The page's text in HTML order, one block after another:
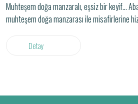
Muhteşem doğa manzaralı, eşsiz bir keyif...
muhteşem doğa manzarası ile misafirlerine
ve Zengin Cafe Mönüsü ile damak zevkine
Detay